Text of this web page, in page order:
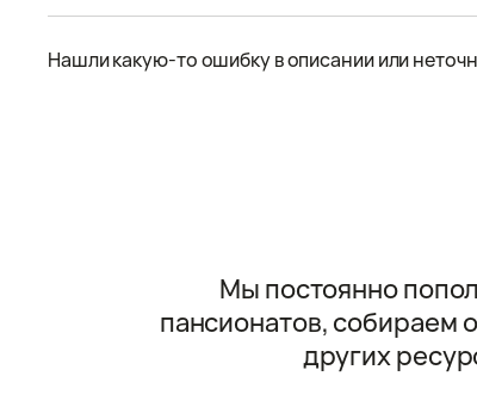
Нашли какую-то ошибку в описании или
Мы постоянно
пансионатов, собираем
других